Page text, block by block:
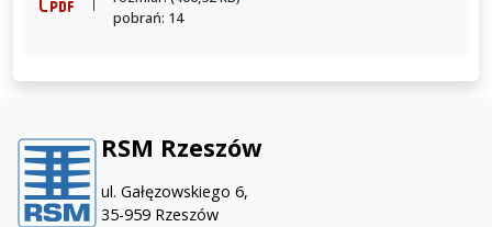
pobrań: 14
RSM Rzeszów
ul. Gałęzowskiego 6,
35-959 Rzeszów